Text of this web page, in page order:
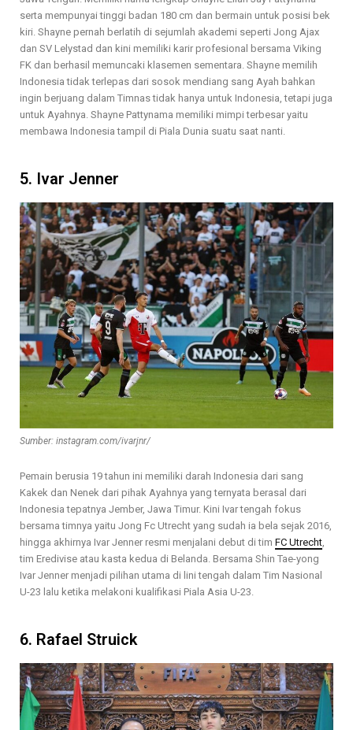
serta mempunyai tinggi badan 180 cm dan bermain untuk posisi bek
kiri. Shayne pernah berlatih di sejumlah akademi seperti Jong Ajax
dan SV Lelystad dan kini memiliki karir profesional bersama Viking
FK dan berhasil memuncaki klasemen sementara. Shayne memilih
Indonesia tidak terlepas dari sosok mendiang sang Ayah bahkan
ingin berjuang dalam Timnas tidak hanya untuk Indonesia, tetapi juga
untuk Ayahnya. Shayne Pattynama memiliki mimpi terbesar yaitu
membawa Indonesia tampil di Piala Dunia suatu saat nanti.
5. Ivar Jenner
Sumber: instagram.com/ivarjnr/
Pemain berusia 19 tahun ini memiliki darah Indonesia dari sang
Kakek dan Nenek dari pihak Ayahnya yang ternyata berasal dari
Indonesia tepatnya Jember, Jawa Timur. Kini Ivar tengah fokus
bersama timnya yaitu Jong Fc Utrecht yang sudah ia bela sejak 2016,
hingga akhirnya Ivar Jenner resmi menjalani debut di tim FC Utrecht,
tim Eredivise atau kasta kedua di Belanda. Bersama Shin Tae-yong
Ivar Jenner menjadi pilihan utama di lini tengah dalam Tim Nasional
U-23 lalu ketika melakoni kualifikasi Piala Asia U-23.
6. Rafael Struick